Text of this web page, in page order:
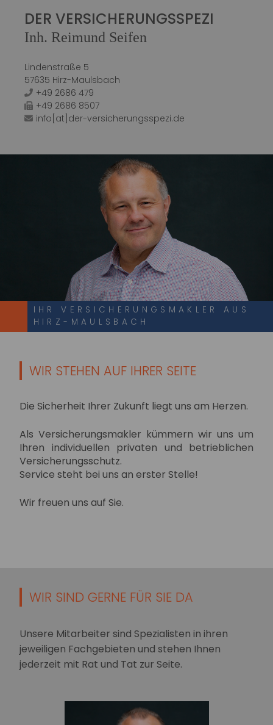
DER VERSICHERUNGSSPEZI
Inh. Reimund Seifen
Lindenstraße 5
57635 Hirz-Maulsbach
+49 2686 479
+49 2686 8507
info[at]der-versicherungsspezi.de
IHR VERSICHERUNGSMAKLER AUS
HIRZ-MAULSBACH
WIR STEHEN AUF IHRER SEITE
Die Sicherheit Ihrer Zukunft liegt uns am Herzen.
Als Versicherungsmakler kümmern wir uns um
Ihren individuellen privaten und betrieblichen
Versicherungsschutz.
Service steht bei uns an erster Stelle!
Wir freuen uns auf Sie.
WIR SIND GERNE FÜR SIE DA
Unsere Mitarbeiter sind Spezialisten in ihren
jeweiligen Fachgebieten und stehen Ihnen
jederzeit mit Rat und Tat zur Seite.